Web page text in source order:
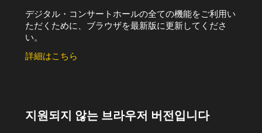
デジタル・コンサートホールの全ての機能をご利用い
ただくために、ブラウザを最新版に更新してくださ
い。
詳細はこちら
지원되지 않는 브라우저 버전입니다